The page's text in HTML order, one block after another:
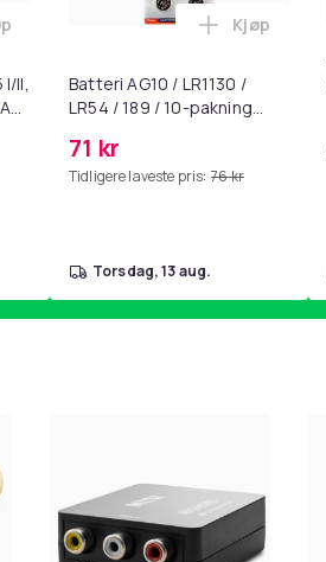
0f9d1fca-6e54-45e4-b432-
- mage- og
II,
Øreputer for Bose QC35 I/II, QC25,
Batteri AG10 / LR1130 /
LR54 / 189 / 10-pakning
71 kr
Tidligere laveste pris: 76 kr
Legg
Kjøp
torsdag, 13 aug.